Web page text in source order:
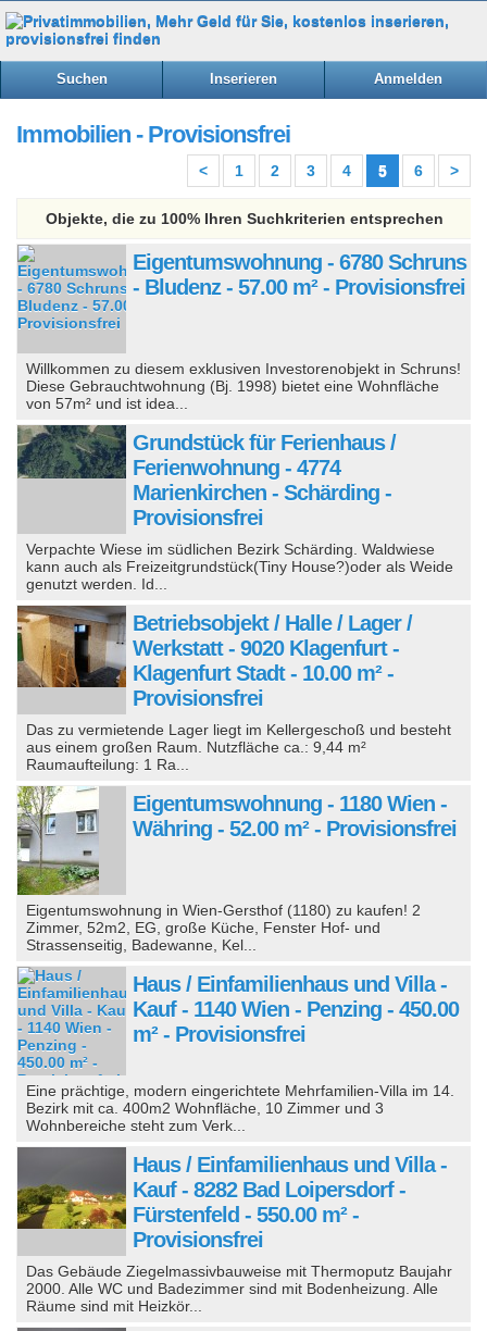
Suchen Inserieren Anmelden
Immobilien - Provisionsfrei
< 1 2 3 4 5 6 >
Objekte, die zu 100% Ihren Suchkriterien entsprechen
Eigentumswohnung - 6780 Schruns
- Bludenz - 57.00 m² - Provisionsfrei
Willkommen zu diesem exklusiven Investorenobjekt in Schruns!
Diese Gebrauchtwohnung (Bj. 1998) bietet eine Wohnfläche
von 57m² und ist idea...
Grundstück für Ferienhaus /
Ferienwohnung - 4774
Marienkirchen - Schärding -
Provisionsfrei
Verpachte Wiese im südlichen Bezirk Schärding. Waldwiese
kann auch als Freizeitgrundstück(Tiny House?)oder als Weide
genutzt werden. Id...
Betriebsobjekt / Halle / Lager /
Werkstatt - 9020 Klagenfurt -
Klagenfurt Stadt - 10.00 m² -
Provisionsfrei
Das zu vermietende Lager liegt im Kellergeschoß und besteht
aus einem großen Raum. Nutzfläche ca.: 9,44 m²
Raumaufteilung: 1 Ra...
Eigentumswohnung - 1180 Wien -
Währing - 52.00 m² - Provisionsfrei
Eigentumswohnung in Wien-Gersthof (1180) zu kaufen! 2
Zimmer, 52m2, EG, große Küche, Fenster Hof- und
Strassenseitig, Badewanne, Kel...
Haus / Einfamilienhaus und Villa -
Kauf - 1140 Wien - Penzing - 450.00
m² - Provisionsfrei
Eine prächtige, modern eingerichtete Mehrfamilien-Villa im 14.
Bezirk mit ca. 400m2 Wohnfläche, 10 Zimmer und 3
Wohnbereiche steht zum Verk...
Haus / Einfamilienhaus und Villa -
Kauf - 8282 Bad Loipersdorf -
Fürstenfeld - 550.00 m² -
Provisionsfrei
Das Gebäude Ziegelmassivbauweise mit Thermoputz Baujahr
2000. Alle WC und Badezimmer sind mit Bodenheizung. Alle
Räume sind mit Heizkör...